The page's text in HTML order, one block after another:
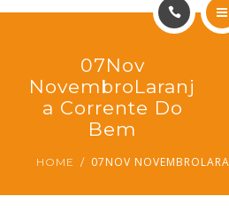
PORTFÓLIO
INCENTIVO AOS PACIENTES
07Nov
NovembroLaranj
A Corrente Do
Bem
HOME 07NOV